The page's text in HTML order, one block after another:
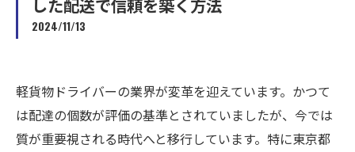
した配送で信頼を築く方法
2024/11/13
軽貨物ドライバーの業界が変革を迎えています。かつて
は配達の個数が評価の基準とされていましたが、今では
質が重要視される時代へと移行しています。特に東京都